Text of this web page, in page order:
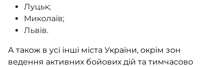
Луцьк;
Миколаїв;
Львів.
А також в усі інші міста України, окрім зон
ведення активних бойових дій та тимчасово